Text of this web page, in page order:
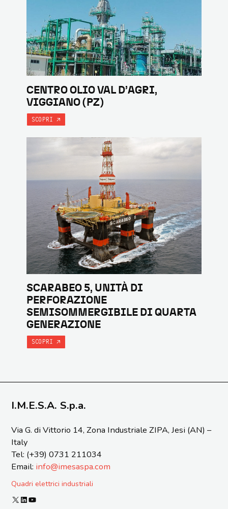
CENTRO OLIO VAL D’AGRI,
VIGGIANO (PZ)
SCOPRI
SCARABEO 5, UNITÀ DI
PERFORAZIONE
SEMISOMMERGIBILE DI QUARTA
GENERAZIONE
SCOPRI
I.M.E.S.A. S.p.a.
Via G. di Vittorio 14, Zona Industriale ZIPA, Jesi (AN) –
Italy
Tel: (+39) 0731 211034
Email: info@imesaspa.com
Quadri elettrici industriali
X LinkedIn YouTube